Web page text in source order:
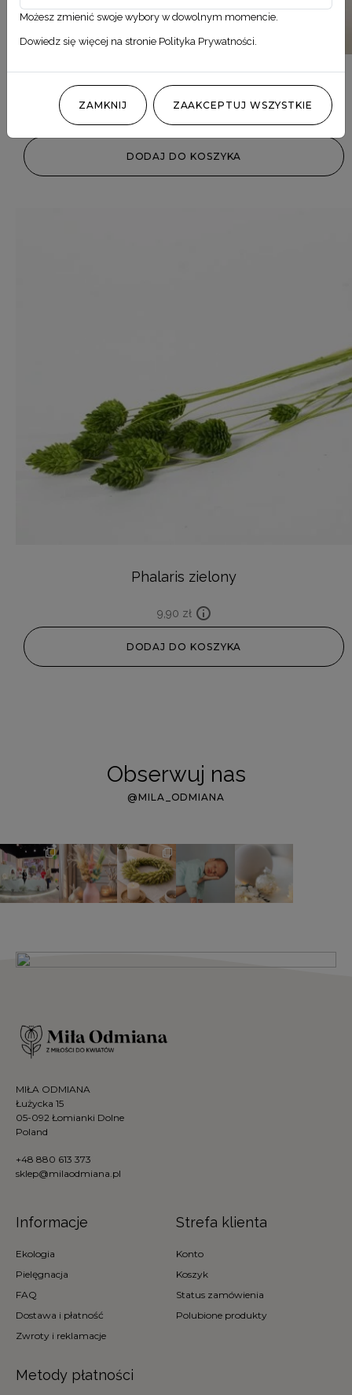
Mini trawa pampasowa biała
7,90zł
DODAJ DO KOSZYKA
Phalaris zielony
9,90 zł
DODAJ DO KOSZYKA
Obserwuj nas
@MILA_ODMIANA
MIŁA ODMIANA
Łużycka 15
05-092 Łomianki Dolne
Poland
+48 880 613 373
sklep@milaodmiana.pl
Informacje
Ekologia
Pielęgnacja
FAQ
Dostawa i płatność
Zwroty i reklamacje
Strefa klienta
Konto
Koszyk
Status zamówienia
Polubione produkty
Metody płatności
Możesz zmienić swoje wybory w dowolnym momencie.
Dowiedz się więcej na stronie Polityka Prywatności.
ZAMKNIJ ZAAKCEPTUJ WSZYSTKIE